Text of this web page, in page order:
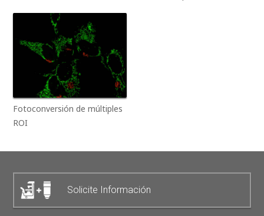
Fotoconversión de múltiples
ROI
Solicite Información